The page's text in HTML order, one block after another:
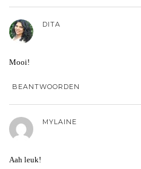
DITA
Mooi!
BEANTWOORDEN
MYLAINE
Aah leuk!